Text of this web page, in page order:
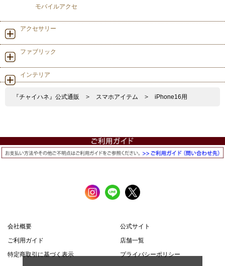
モバイルアクセ
アクセサリー
ファブリック
インテリア
『チャイハネ』公式通販 > スマホアイテム > iPhone16用
会社概要
公式サイト
ご利用ガイド
店舗一覧
特定商取引に基づく表示
プライバシーポリシー